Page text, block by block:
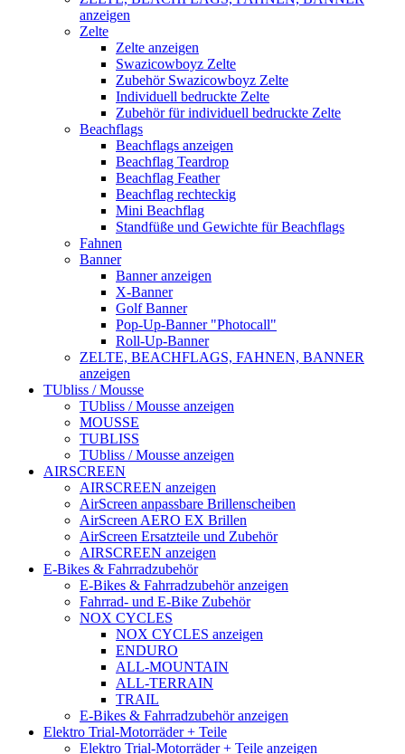
anzeigen
Zelte
Zelte anzeigen
Swazicowboyz Zelte
Zubehör Swazicowboyz Zelte
Individuell bedruckte Zelte
Zubehör für individuell bedruckte Zelte
Beachflags
Beachflags anzeigen
Beachflag Teardrop
Beachflag Feather
Beachflag rechteckig
Mini Beachflag
Standfüße und Gewichte für Beachflags
Fahnen
Banner
Banner anzeigen
X-Banner
Golf Banner
Pop-Up-Banner "Photocall"
Roll-Up-Banner
ZELTE, BEACHFLAGS, FAHNEN, BANNER
anzeigen
TUbliss / Mousse
TUbliss / Mousse anzeigen
MOUSSE
TUBLISS
TUbliss / Mousse anzeigen
AIRSCREEN
AIRSCREEN anzeigen
AirScreen anpassbare Brillenscheiben
AirScreen AERO EX Brillen
AirScreen Ersatzteile und Zubehör
AIRSCREEN anzeigen
E-Bikes & Fahrradzubehör
E-Bikes & Fahrradzubehör anzeigen
Fahrrad- und E-Bike Zubehör
NOX CYCLES
NOX CYCLES anzeigen
ENDURO
ALL-MOUNTAIN
ALL-TERRAIN
TRAIL
E-Bikes & Fahrradzubehör anzeigen
Elektro Trial-Motorräder + Teile
Elektro Trial-Motorräder + Teile anzeigen